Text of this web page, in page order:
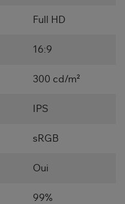
Full HD
16:9
300 cd/m²
IPS
sRGB
Oui
99%